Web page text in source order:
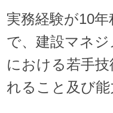
実務経験が10
で、建設マネ
における若手
れること及び